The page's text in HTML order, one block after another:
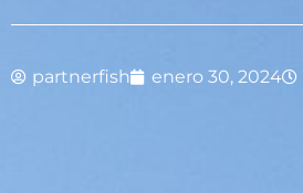
partnerfish enero 30, 2024